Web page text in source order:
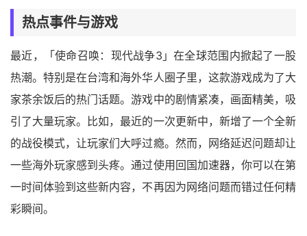
热点事件与游戏
最近，「使命召唤：现代战争3」在全球范围内掀起了一股
热潮。特别是在台湾和海外华人圈子里，这款游戏成为了大
家茶余饭后的热门话题。游戏中的剧情紧凑，画面精美，吸
引了大量玩家。比如，最近的一次更新中，新增了一个全新
的战役模式，让玩家们大呼过瘾。然而，网络延迟问题却让
一些海外玩家感到头疼。通过使用回国加速器，你可以在第
一时间体验到这些新内容，不再因为网络问题而错过任何精
彩瞬间。